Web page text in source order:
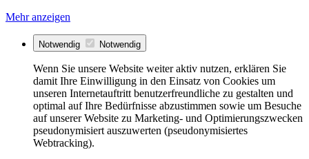
Mehr anzeigen
Notwendig Notwendig
Wenn Sie unsere Website weiter aktiv nutzen, erklären Sie
damit Ihre Einwilligung in den Einsatz von Cookies um
unseren Internetauftritt benutzerfreundliche zu gestalten und
optimal auf Ihre Bedürfnisse abzustimmen sowie um Besuche
auf unserer Website zu Marketing- und Optimierungszwecken
pseudonymisiert auszuwerten (pseudonymisiertes
Webtracking).